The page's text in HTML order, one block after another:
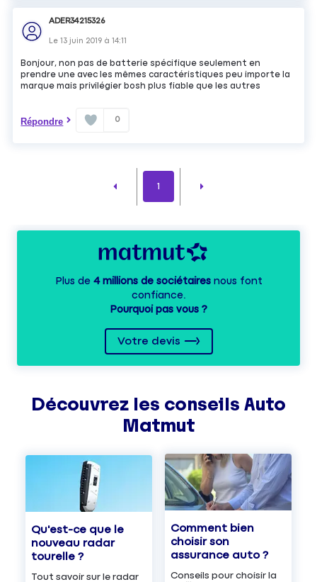
ADER34215326
Le13 juin 2019 à14:11
Bonjour, non pas de batterie spécifique seulement en
prendre une avec les mêmes caractéristiques peu importe la
marque mais privilégier bosh plus fiable que les autres
Répondre 0
1
Plus de 4 millions de sociétairesnous font
confiance.
Pourquoi pas vous ?
Votre devis
Découvrez les conseils Auto
Matmut
Qu'est-ce que le
nouveau radar
tourelle ?
Tout savoir sur le radar
Comment bien
choisir son
assurance auto ?
Conseils pour choisir la